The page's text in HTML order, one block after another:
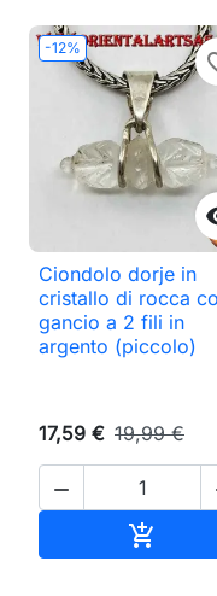
-12%
Ciondolo dorje in
cristallo di rocca
gancio a 2 fili in
argento (piccolo)
17,59 € 19,99 €

